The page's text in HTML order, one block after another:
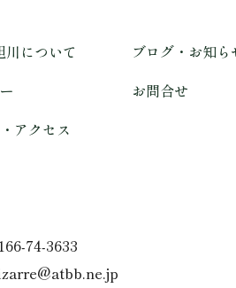
について
ブログ・お知ら
お問合せ
アクセス
74-3633